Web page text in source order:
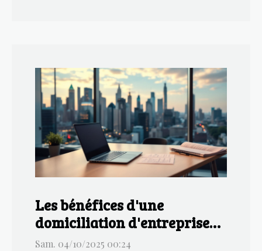
Les bénéfices d'une
domiciliation d'entreprise
économique et efficace
Sam. 04/10/2025 00:24